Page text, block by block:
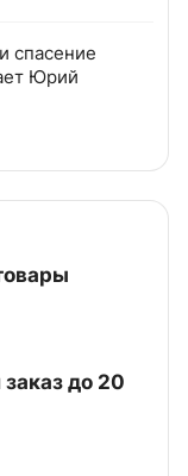
спасение
Юрий
до 20